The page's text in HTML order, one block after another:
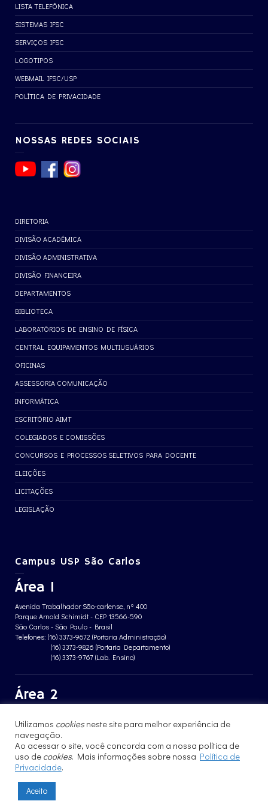
LISTA TELEFÔNICA
SISTEMAS IFSC
SERVIÇOS IFSC
LOGOTIPOS
WEBMAIL IFSC/USP
POLÍTICA DE PRIVACIDADE
NOSSAS REDES SOCIAIS
DIRETORIA
DIVISÃO ACADÊMICA
DIVISÃO ADMINISTRATIVA
DIVISÃO FINANCEIRA
DEPARTAMENTOS
BIBLIOTECA
LABORATÓRIOS DE ENSINO DE FÍSICA
CENTRAL EQUIPAMENTOS MULTIUSUÁRIOS
OFICINAS
ASSESSORIA COMUNICAÇÃO
INFORMÁTICA
ESCRITÓRIO AIMT
COLEGIADOS E COMISSÕES
CONCURSOS E PROCESSOS SELETIVOS PARA DOCENTE
ELEIÇÕES
LICITAÇÕES
LEGISLAÇÃO
Campus USP São Carlos
Área 1
Avenida Trabalhador São-carlense, nº 400
Parque Arnold Schimidt - CEP 13566-590
São Carlos - São Paulo - Brasil
Telefones: (16) 3373-9672 (Portaria Administração)
(16) 3373-9826 (Portaria Departamento)
(16) 3373-9767 (Lab. Ensino)
Área 2
Jardim Santa Angelina - CEP 13563-120
São Carlos - São Paulo - Brasil
Telefone: (16) 3373-8068 (Portaria prédio CFBio)
(16) 3364-8070 (Portaria prédio poloTErRA)
Utilizamos cookiesneste site para melhor experiência de
navegação.
Ao acessar o site, você concorda com a nossa política de
uso de cookies. Mais informações sobre nossa Política de
Privacidade.
Aceito